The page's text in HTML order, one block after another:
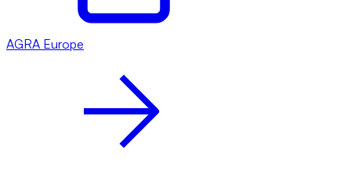
AGRA Europe